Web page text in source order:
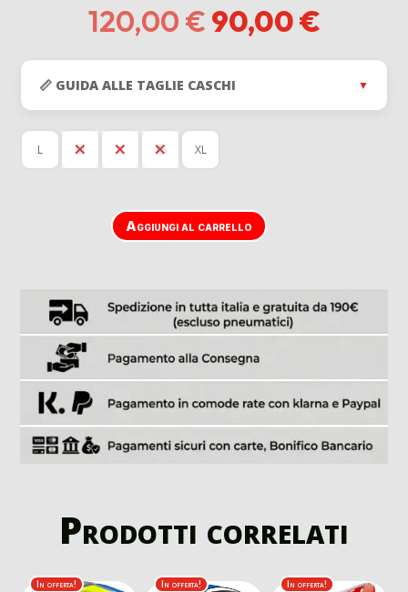
120,00 € Il
prezzo
originale
era:
120,00 €.
90,00€Il
prezzo
90,00
📏 GUIDA ALLE TAGLIE CASCHI ▼
L M S XS XL
Aggiungi al carrello
Prodotti correlati
In offerta! In offerta! In offerta!